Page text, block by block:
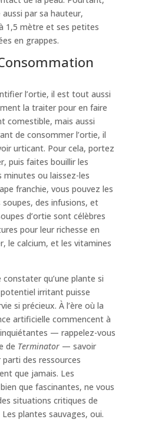
par sa hauteur,
1,5 mètre et ses petites
en grappes.
l’ortie, il est tout aussi
la traiter pour en faire
comestible, mais aussi
de consommer l’ortie, il
urticant. Pour cela, portez
puis faites bouillir les
minutes ou laissez-les
franchie, vous pouvez les
des infusions, et
d’ortie sont célèbres
pour leur richesse en
le calcium, et les vitamines
qu’une plante si
irritant puisse
si précieux. À l’ère où la
artificielle commencent à
— rappelez-vous
de Terminator— savoir
des ressources
que jamais. Les
que fascinantes, ne vous
situations critiques de
plantes sauvages, oui.